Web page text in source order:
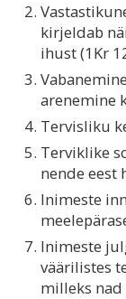
kirjeldab
ihust (1Kr
arenemine
Tervisliku
Terviklike
nende eest
Inimeste
Inimeste
väärilistes
milleks